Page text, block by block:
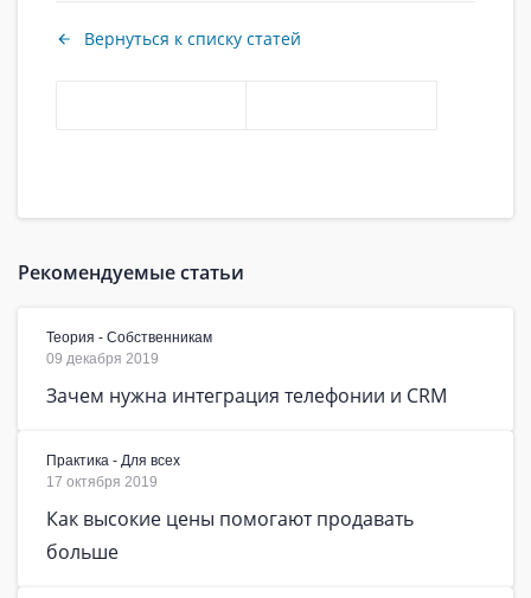
Вернуться к списку статей
Рекомендуемые статьи
Теория - Собственникам
09 декабря 2019
Зачем нужна интеграция телефонии и CRM
Практика - Для всех
17 октября 2019
Как высокие цены помогают продавать
больше